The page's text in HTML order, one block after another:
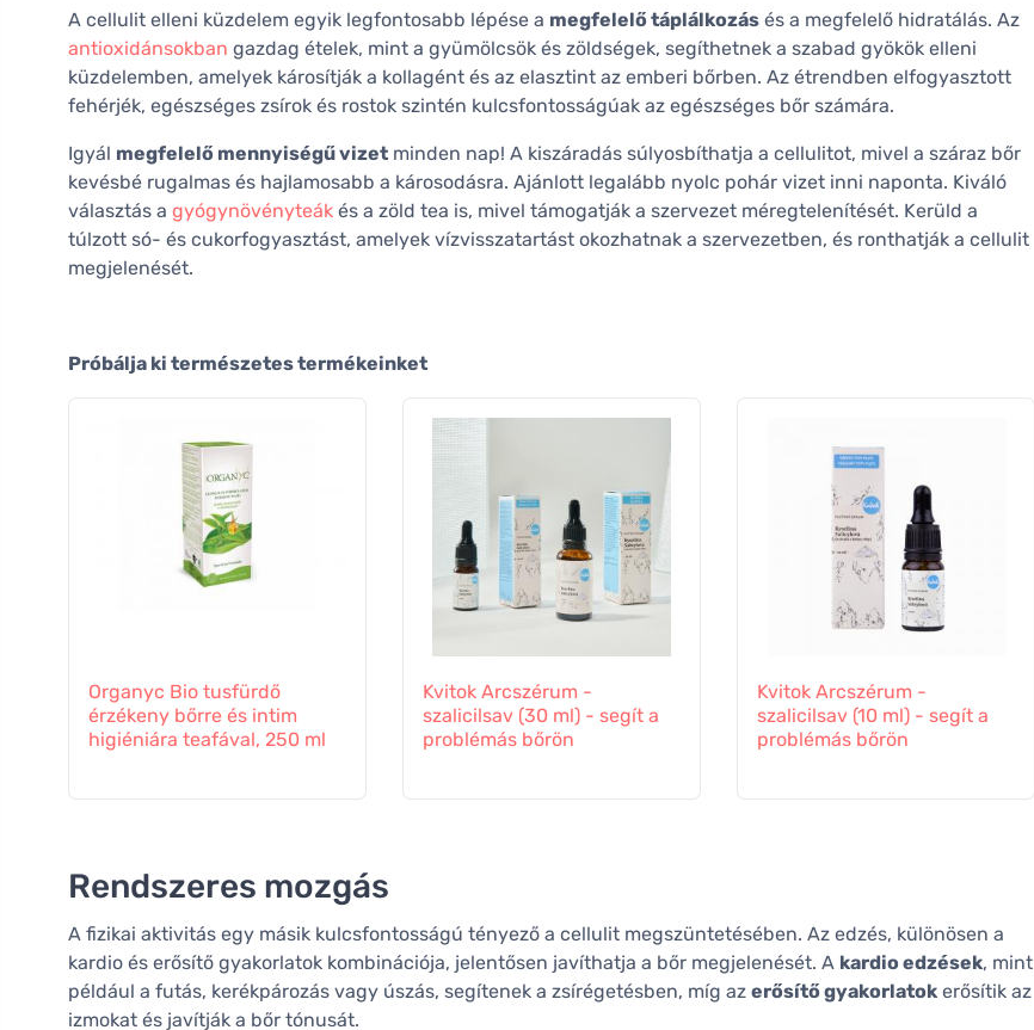
A cellulit elleni küzdelem egyik legfontosabb lépése a megfelelő táplálkozás és a megfelelő hidratálás. Az
antioxidánsokban gazdag ételek, mint a gyümölcsök és zöldségek, segíthetnek a szabad gyökök elleni
küzdelemben, amelyek károsítják a kollagént és az elasztint az emberi bőrben. Az étrendben elfogyasztott
fehérjék, egészséges zsírok és rostok szintén kulcsfontosságúak az egészséges bőr számára.
Igyál megfelelő mennyiségű vizet minden nap! A kiszáradás súlyosbíthatja a cellulitot, mivel a száraz bőr
kevésbé rugalmas és hajlamosabb a károsodásra. Ajánlott legalább nyolc pohár vizet inni naponta. Kiváló
választás a gyógynövényteák és a zöld tea is, mivel támogatják a szervezet méregtelenítését. Kerüld a
túlzott só- és cukorfogyasztást, amelyek vízvisszatartást okozhatnak a szervezetben, és ronthatják a cellulit
megjelenését.
Próbálja ki természetes termékeinket
Organyc Bio tusfürdő
érzékeny bőrre és intim
higiéniára teafával, 250 ml
Kvitok Arcszérum -
szalicilsav (30 ml) - segít a
problémás bőrön
Kvitok Arcszérum -
szalicilsav (10 ml) - segít a
problémás bőrön
Rendszeres mozgás
A fizikai aktivitás egy másik kulcsfontosságú tényező a cellulit megszüntetésében. Az edzés, különösen a
kardio és erősítő gyakorlatok kombinációja, jelentősen javíthatja a bőr megjelenését. A kardio edzések, mint
például a futás, kerékpározás vagy úszás, segítenek a zsírégetésben, míg az erősítő gyakorlatok erősítik az
izmokat és javítják a bőr tónusát.